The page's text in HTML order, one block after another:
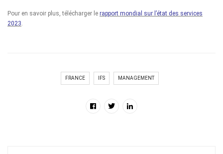
Pour en savoir plus, télécharger le rapport mondial sur l’état des services
2023.
FRANCE IFS MANAGEMENT